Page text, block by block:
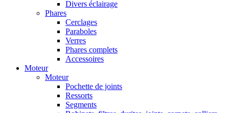
Divers éclairage
Phares
Cerclages
Paraboles
Verres
Phares complets
Accessoires
Moteur
Moteur
Pochette de joints
Ressorts
Segments